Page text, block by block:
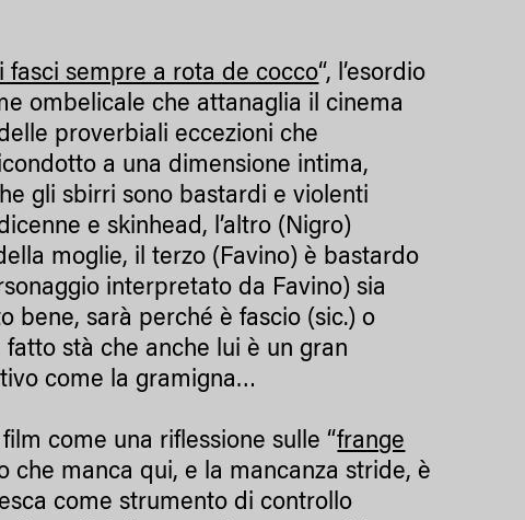
fasci sempre a rota de cocco“, l’esordio
ombelicale che attanaglia il cinema
proverbiali eccezioni che
a una dimensione intima,
gli sbirri sono bastardi e violenti
e skinhead, l’altro (Nigro)
moglie, il terzo (Favino) è bastardo
interpretato da Favino) sia
bene, sarà perché è fascio (sic.) o
stà che anche lui è un gran
come la gramigna…
come una riflessione sulle “frange
che manca qui, e la mancanza stride, è
come strumento di controllo